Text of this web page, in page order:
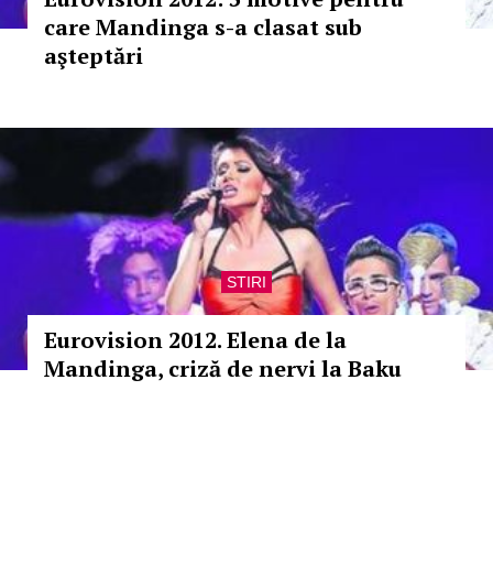
care Mandinga s-a clasat sub
aşteptări
STIRI
Eurovision 2012. Elena de la
Mandinga, criză de nervi la Baku